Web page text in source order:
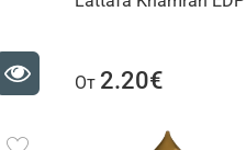
От 2.20€